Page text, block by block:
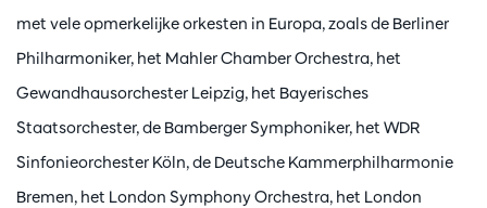
met vele opmerkelijke orkesten in Europa, zoals de Berliner
Philharmoniker, het Mahler Chamber Orchestra, het
Gewandhausorchester Leipzig, het Bayerisches
Staatsorchester, de Bamberger Symphoniker, het WDR
Sinfonieorchester Köln, de Deutsche Kammerphilharmonie
Bremen, het London Symphony Orchestra, het London